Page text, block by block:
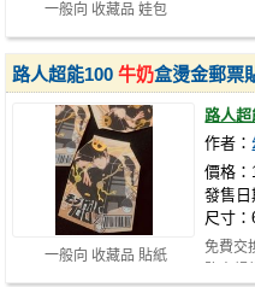
一般向 收藏品 娃包
一般向 收藏品 貼紙
路人超能100牛奶盒燙金郵票
路人超
作者：
價格：
發售日
尺寸
免費交